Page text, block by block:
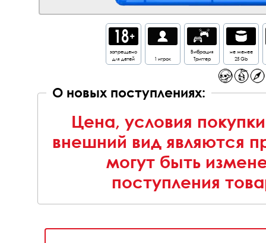
запрещено
для детей
1 игрок
Вибрация
Триггер
не менее
25 Gb
О новых поступлениях:
Цена, условия
внешний вид являются
могут быть
поступления